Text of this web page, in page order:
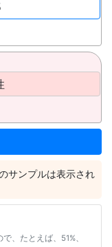
サンプルは表示され
、たとえば、51%、